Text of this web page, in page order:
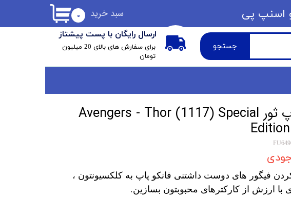
جستجو
ارسال رایگان با پست پیشتاز
​برای سفارش های بالای 20 میلیون
تومان
۰ سبد خرید اسنپ پی
فانکو پاپ ثور Avengers - Thor (1117) Special
فیگور های دوست داشتنی فانکو پاپ به کلکسیونتون ،
با ارزش از کارکترهای محبوبتون بسازین.